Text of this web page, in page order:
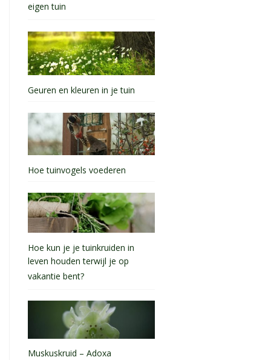
eigen tuin
Geuren en kleuren in je tuin
Hoe tuinvogels voederen
Hoe kun je je tuinkruiden in
leven houden terwijl je op
vakantie bent?
Muskuskruid – Adoxa